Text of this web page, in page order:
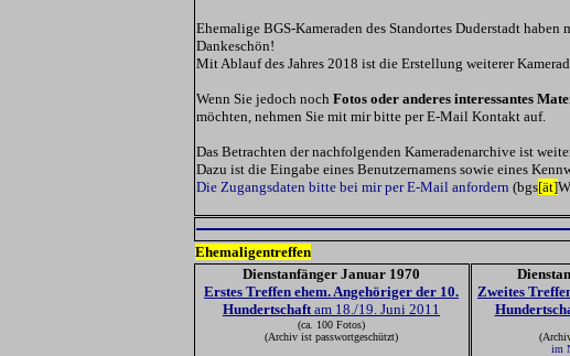
Ehemalige BGS-Kameraden des Standortes Duderstadt
Dankeschön!
Mit Ablauf des Jahres 2018 ist die Erstellung weiterer
Wenn Sie jedoch noch Fotos oder anderes interessantes
möchten, nehmen Sie mit mir bitte per E-Mail Kontakt auf.
Das Betrachten der nachfolgenden Kameradenarchive ist
Dazu ist die Eingabe eines Benutzernamens sowie eines
Die Zugangsdaten bitte bei mir per E-Mail anfordern (bgs[ät]
Ehemaligentreffen
Dienstanfänger Januar 1970
Erstes Treffen ehem. Angehöriger der 10.
Hundertschaftam 18./19. Juni 2011
(ca. 100 Fotos)
(Archiv ist passwortgeschützt)
Zweites
im